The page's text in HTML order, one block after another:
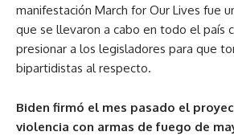
manifestación March for Our Lives fue
que se llevaron a cabo en todo el país
presionar a los legisladores para que
bipartidistas al respecto.
Biden firmó el mes pasado el
violencia con armas de fuego de